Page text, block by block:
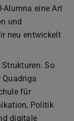
Alumna eine Art
und
neu entwickelt
So
für
Politik
digitale